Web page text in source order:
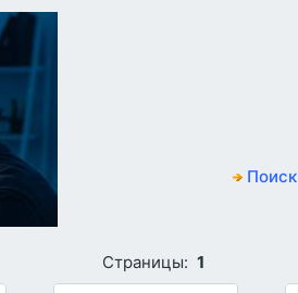
Поиск
Страницы: 1